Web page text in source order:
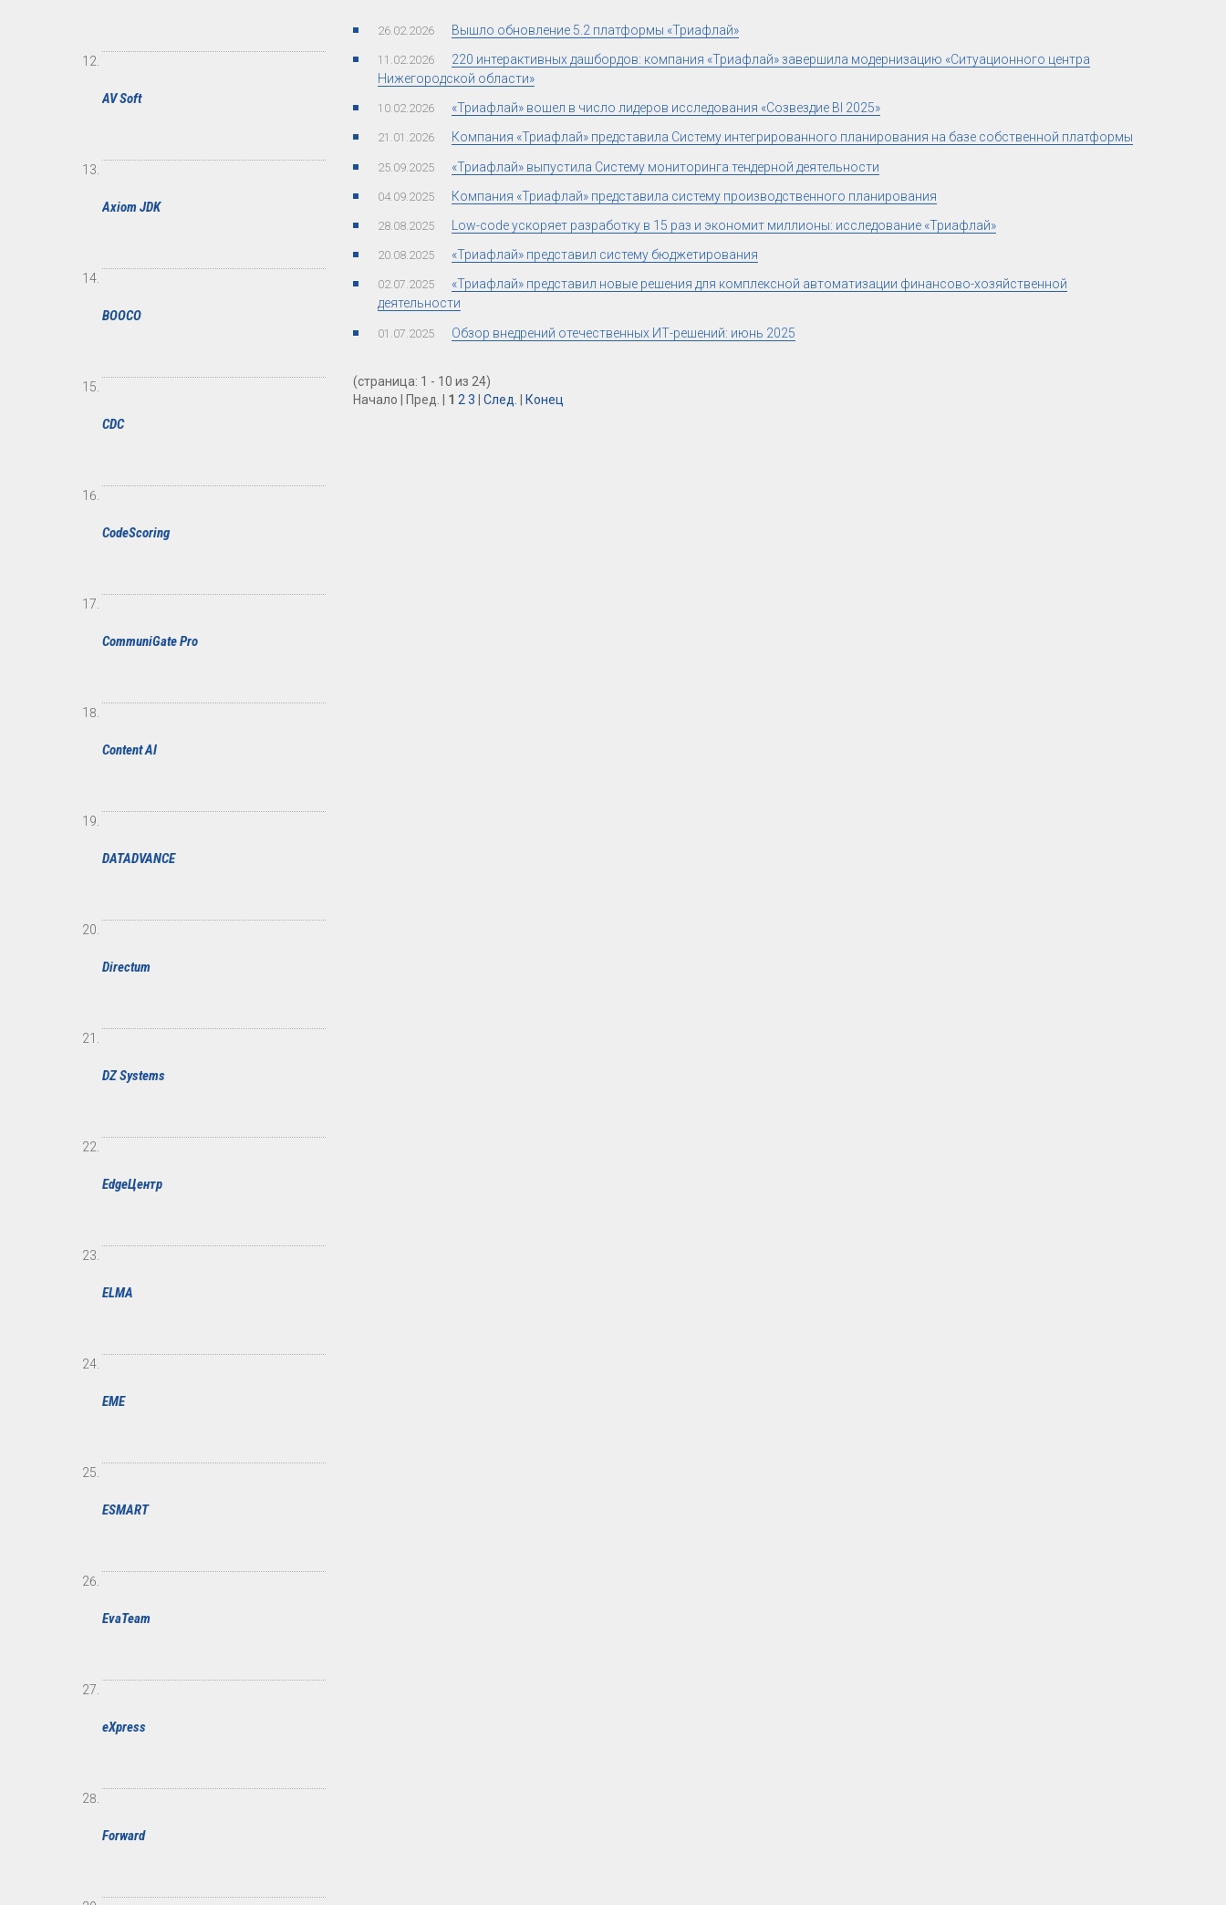
AV Soft
Axiom JDK
BOOCO
CDC
CodeScoring
CommuniGate Pro
Content AI
DATADVANCE
Directum
DZ Systems
EdgeЦентр
ELMA
EME
ESMART
EvaTeam
eXpress
Forward
26.02.2026 Вышло обновление 5.2 платформы «Триафлай»
11.02.2026
220 интерактивных дашбордов: компания «Триафлай» завершила модернизацию «Ситуационного центра
Нижегородской области»
10.02.2026 «Триафлай» вошел в число лидеров исследования «Созвездие BI 2025»
21.01.2026 Компания «Триафлай» представила Систему интегрированного планирования на базе собственной платформы
25.09.2025 «Триафлай» выпустила Систему мониторинга тендерной деятельности
04.09.2025 Компания «Триафлай» представила систему производственного планирования
28.08.2025 Low-code ускоряет разработку в 15 раз и экономит миллионы: исследование «Триафлай»
20.08.2025 «Триафлай» представил систему бюджетирования
02.07.2025
«Триафлай» представил новые решения для комплексной автоматизации финансово-хозяйственной
деятельности
01.07.2025 Обзор внедрений отечественных ИТ-решений: июнь 2025
(страница: 1 - 10 из 24)
Начало | Пред. | 1 2 3 | След. | Конец